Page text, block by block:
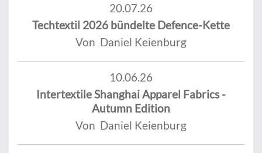
20.07.26
Techtextil 2026 bündelte Defence-Kette
Von Daniel Keienburg
10.06.26
Intertextile Shanghai Apparel Fabrics -
Autumn Edition
Von Daniel Keienburg